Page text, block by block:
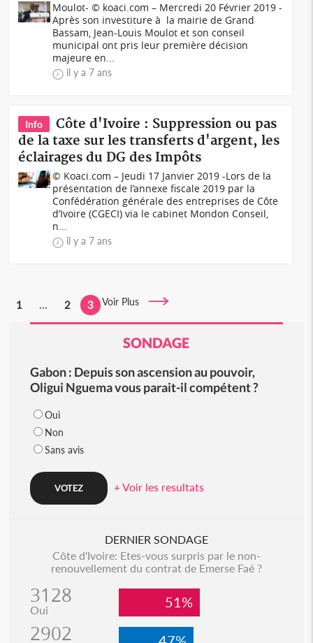
Moulot- © koaci.com – Mercredi 20 Février 2019 -
Après son investiture à la mairie de Grand
Bassam, Jean-Louis Moulot et son conseil
municipal ont pris leur première décision
majeure en...
il y a 7 ans
Info
Côte d'Ivoire : Suppression ou pas
de la taxe sur les transferts d'argent, les
éclairages du DG des Impôts
© Koaci.com – Jeudi 17 Janvier 2019 -Lors de la
présentation de l’annexe fiscale 2019 par la
Confédération générale des entreprises de Côte
d’Ivoire (CGECI) via le cabinet Mondon Conseil,
n...
il y a 7 ans
1 ... 2 3 Voir Plus
SONDAGE
Gabon : Depuis son ascension au pouvoir,
Oligui Nguema vous parait-il compétent ?
Oui
Non
Sans avis
+ Voir les resultats
DERNIER SONDAGE
Côte d'Ivoire: Etes-vous surpris par le non-
renouvellement du contrat de Emerse Faé ?
3128
Oui 51%
2902